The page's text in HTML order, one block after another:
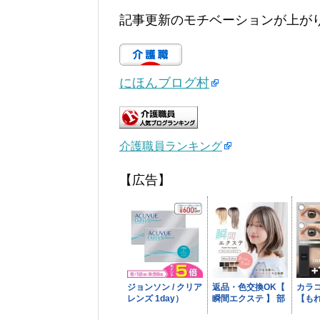
記事更新のモチベーションが上が
にほんブログ村
介護職員ランキング
【広告】